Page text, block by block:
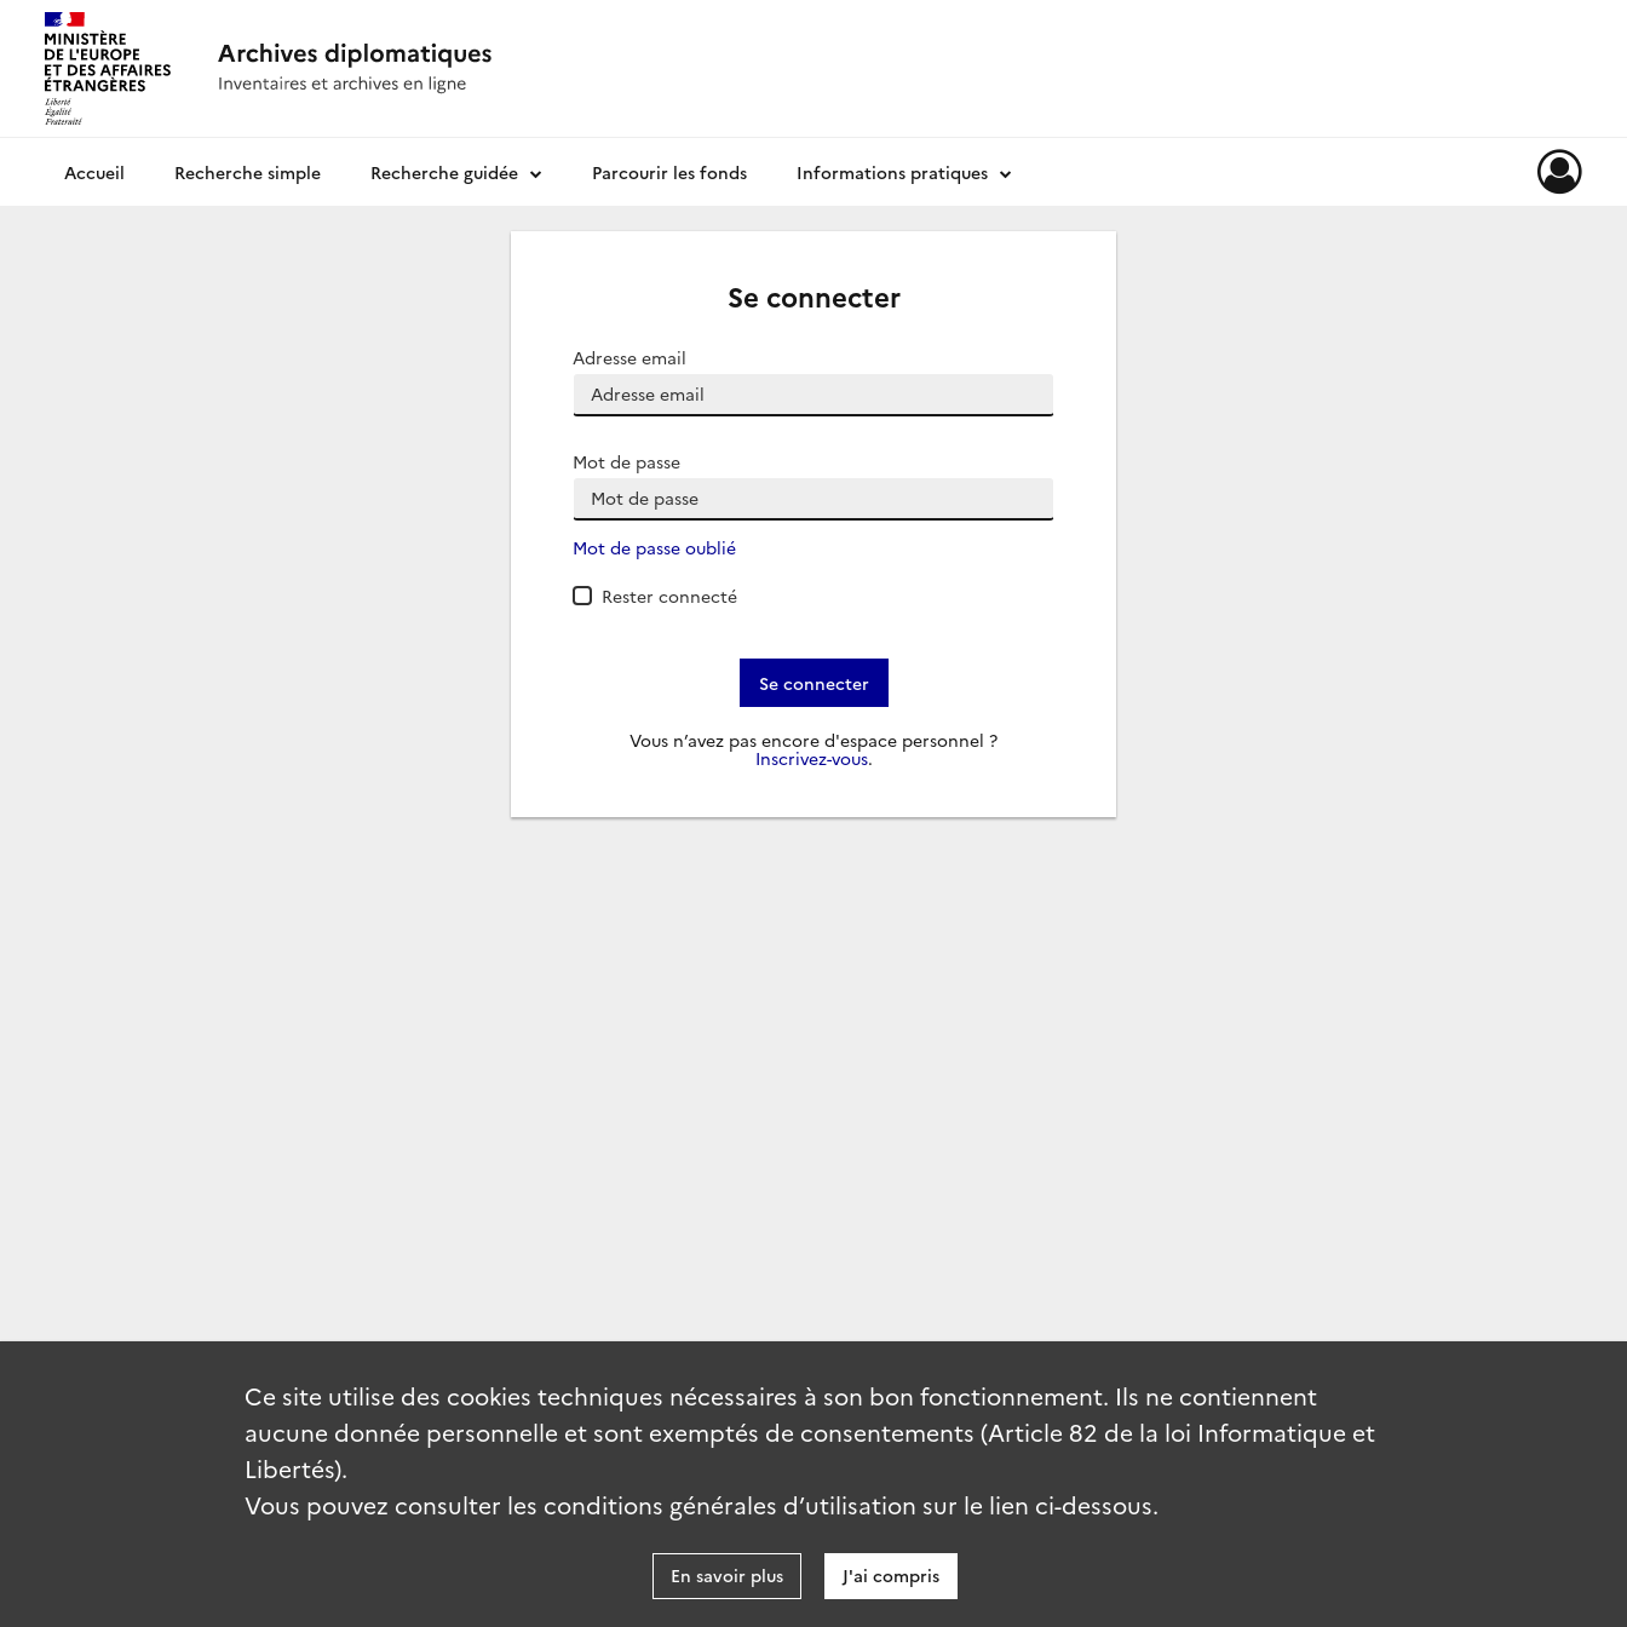
Archives diplomatiquesRecherche simple Recherche guidée Parcourir les fonds Informations pratiques
Se connecter
Adresse email
Mot de passe
Mot de passe oublié
Rester connecté
Se connecter
Vous n’avez pas encore d'espace personnel ?
Inscrivez-vous.
Ce site utilise des cookies techniques nécessaires à son bon fonctionnement. Ils ne contiennent
aucune donnée personnelle et sont exemptés de consentements (Article 82 de la loi Informatique et
Libertés).
Vous pouvez consulter les conditions générales d’utilisation sur le lien ci-dessous.
En savoir plus J'ai compris